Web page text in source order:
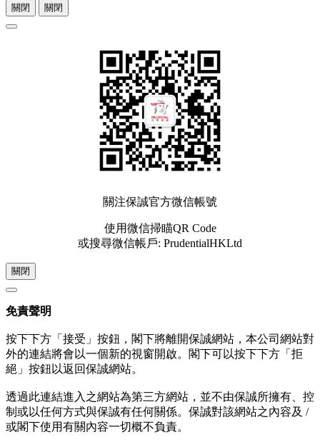
關閉 關閉
關注保誠官方微信帳號
使用微信掃瞄QR Code
或搜尋微信帳戶: PrudentialHKLtd
關閉
免責聲明
按下下方「接受」按鈕，閣下將離開保誠網站，本公司網站對
外的連結將會以一個新的視窗開啟。閣下可以按下下方「拒
絕」按鈕以返回保誠網站。
透過此連結進入之網站為第三方網站，並不由保誠所擁有、控
制或以任何方式與保誠有任何關係。保誠對該網站之內容及 /
或閣下使用有關內容一切概不負責。